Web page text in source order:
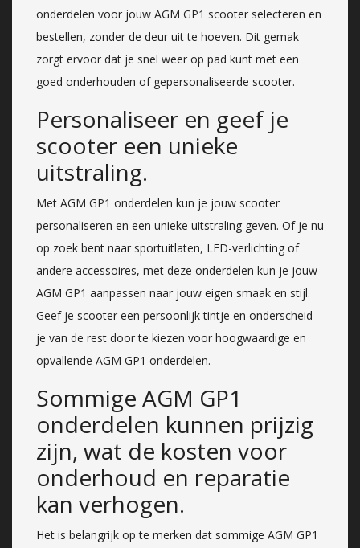
onderdelen voor jouw AGM GP1 scooter selecteren en
bestellen, zonder de deur uit te hoeven. Dit gemak
zorgt ervoor dat je snel weer op pad kunt met een
goed onderhouden of gepersonaliseerde scooter.
Personaliseer en geef je
scooter een unieke
uitstraling.
Met AGM GP1 onderdelen kun je jouw scooter
personaliseren en een unieke uitstraling geven. Of je nu
op zoek bent naar sportuitlaten, LED-verlichting of
andere accessoires, met deze onderdelen kun je jouw
AGM GP1 aanpassen naar jouw eigen smaak en stijl.
Geef je scooter een persoonlijk tintje en onderscheid
je van de rest door te kiezen voor hoogwaardige en
opvallende AGM GP1 onderdelen.
Sommige AGM GP1
onderdelen kunnen prijzig
zijn, wat de kosten voor
onderhoud en reparatie
kan verhogen.
Het is belangrijk op te merken dat sommige AGM GP1